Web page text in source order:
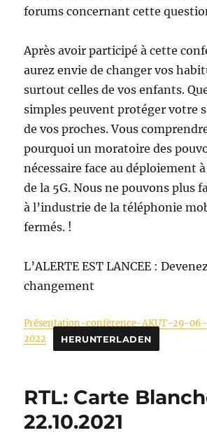
forums concernant cette
Après avoir participé à cette
aurez envie de changer vos
surtout celles de vos enfants.
simples peuvent protéger votre
de vos proches. Vous
pourquoi un moratoire des
nécessaire face au déploiement
de la 5G. Nous ne pouvons plus
à l’industrie de la téléphonie
fermés. !
L’ALERTE EST LANCEE :
changement
Présentation-confèrence-AKUT-29-06-
2022
HERUNTERLADEN
RTL: Carte
22.10.2021